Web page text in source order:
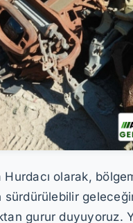
Hurdacı olarak,
sürdürülebilir
gurur duyuyoruz.